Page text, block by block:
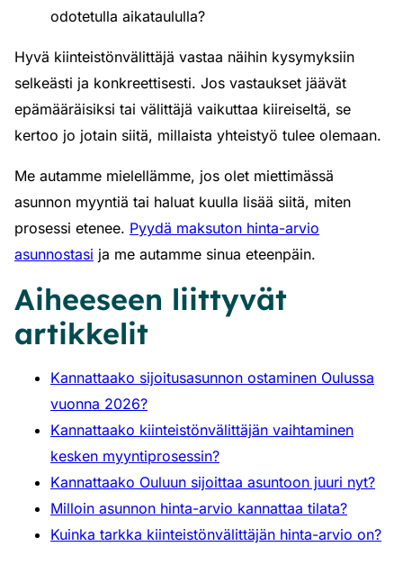
odotetulla aikataululla?
Hyvä kiinteistönvälittäjä vastaa näihin kysymyksiin
selkeästi ja konkreettisesti. Jos vastaukset jäävät
epämääräisiksi tai välittäjä vaikuttaa kiireiseltä, se
kertoo jo jotain siitä, millaista yhteistyö tulee olemaan.
Me autamme mielellämme, jos olet miettimässä
asunnon myyntiä tai haluat kuulla lisää siitä, miten
prosessi etenee. Pyydä maksuton hinta-arvio
asunnostasi ja me autamme sinua eteenpäin.
Aiheeseen liittyvät
artikkelit
Kannattaako sijoitusasunnon ostaminen Oulussa
vuonna 2026?
Kannattaako kiinteistönvälittäjän vaihtaminen
kesken myyntiprosessin?
Kannattaako Ouluun sijoittaa asuntoon juuri nyt?
Milloin asunnon hinta-arvio kannattaa tilata?
Kuinka tarkka kiinteistönvälittäjän hinta-arvio on?